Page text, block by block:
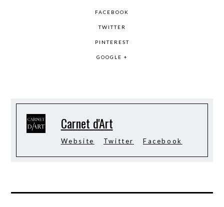
FACEBOOK
TWITTER
PINTEREST
GOOGLE +
Carnet d'Art
Website Twitter Facebook